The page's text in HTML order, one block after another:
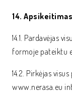
14.
14.1. Pardavėjas
formoje pateiktu
14.2. Pirkėjas
www.nerasa.eu